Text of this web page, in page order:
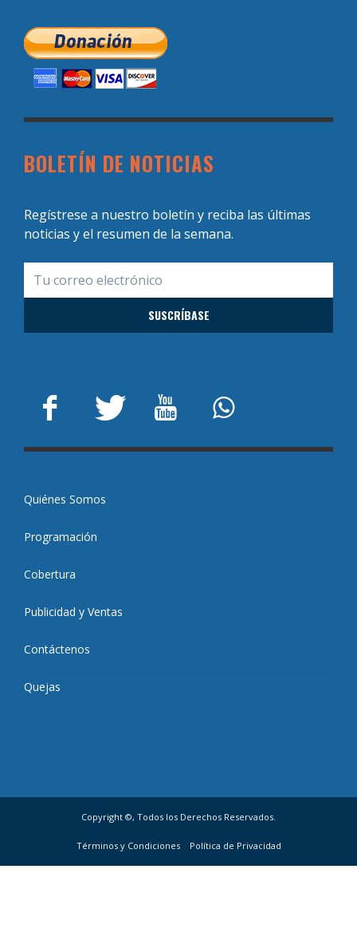
BOLETÍN DE NOTICIAS
Regístrese a nuestro boletín y reciba las últimas
noticias y el resumen de la semana.
Quiénes Somos
Programación
Cobertura
Publicidad y Ventas
Contáctenos
Quejas
Copyright ©, Todos los Derechos Reservados.
Términos y Condiciones Política de Privacidad